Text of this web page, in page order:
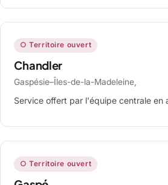
○ Territoire ouvert
Chandler
Gaspésie–Îles-de-la-Madeleine,
Service offert par l'équipe centrale en
○ Territoire ouvert